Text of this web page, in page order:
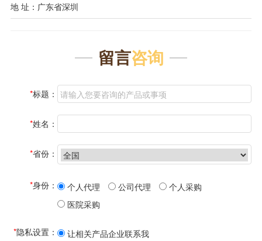
地 址：广东省深圳
留言咨询
*标题：
*姓名：
*省份：
*身份： 个人代理 公司代理
个人采购
医院采购
*隐私设置：
让相关产品企业联系我